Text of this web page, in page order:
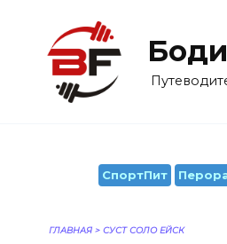
содержанию
СпортПит
ГЛАВНАЯ > СУСТ СОЛО ЕЙСК